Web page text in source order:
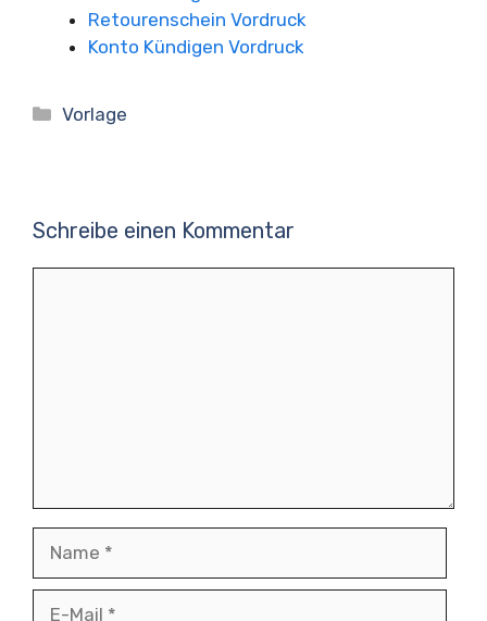
Retourenschein Vordruck
Konto Kündigen Vordruck
Kategorien
Vorlage
Schreibe einen Kommentar